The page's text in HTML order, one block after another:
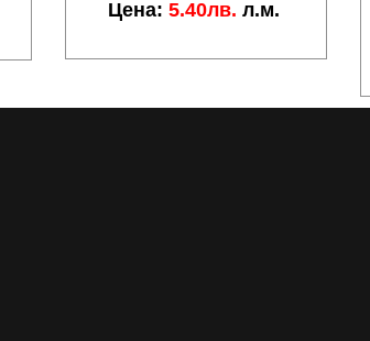
Цена:5.40лв. л.м.